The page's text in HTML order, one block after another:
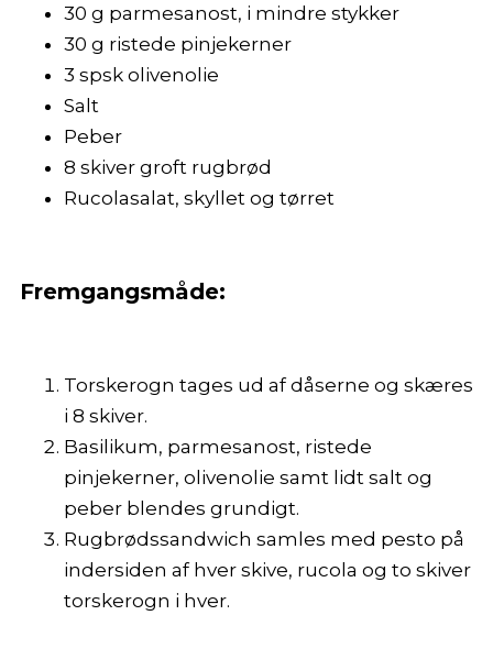
30 g parmesanost, i mindre stykker
30 g ristede pinjekerner
3 spsk olivenolie
Salt
Peber
8 skiver groft rugbrød
Rucolasalat, skyllet og tørret
Fremgangsmåde:
Torskerogn tages ud af dåserne og skæres
i 8 skiver.
Basilikum, parmesanost, ristede
pinjekerner, olivenolie samt lidt salt og
peber blendes grundigt.
Rugbrødssandwich samles med pesto på
indersiden af hver skive, rucola og to skiver
torskerogn i hver.